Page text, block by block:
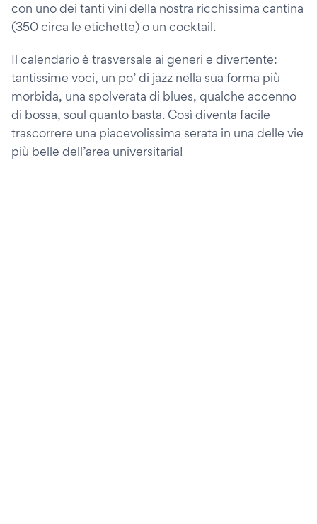
con uno dei tanti vini della nostra ricchissima cantina
(350 circa le etichette) o un cocktail.
Il calendario è trasversale ai generi e divertente:
tantissime voci, un po’ di jazz nella sua forma più
morbida, una spolverata di blues, qualche accenno
di bossa, soul quanto basta. Così diventa facile
trascorrere una piacevolissima serata in una delle vie
più belle dell’area universitaria!